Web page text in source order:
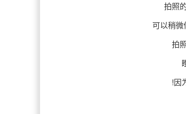
拍照
可以稍微
拍
!因